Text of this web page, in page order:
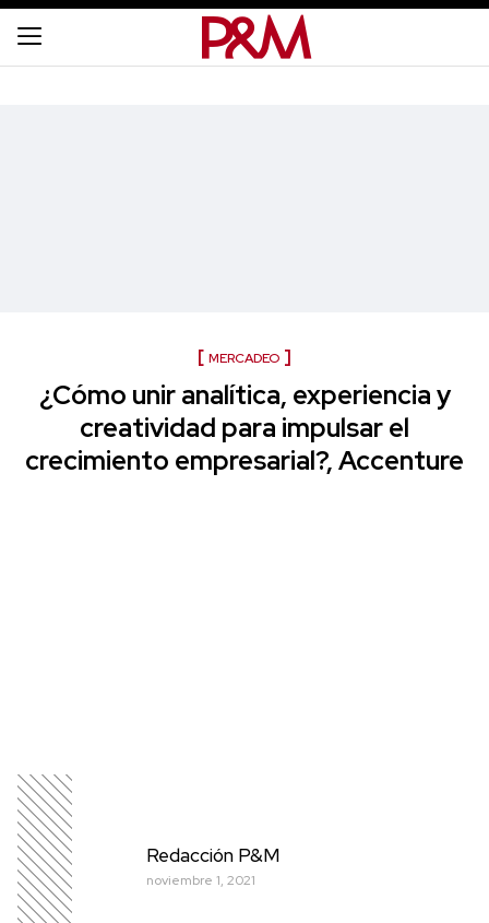
MERCADEO
¿Cómo unir analítica, experiencia y
creatividad para impulsar el
crecimiento empresarial?, Accenture
Redacción P&M
noviembre 1, 2021